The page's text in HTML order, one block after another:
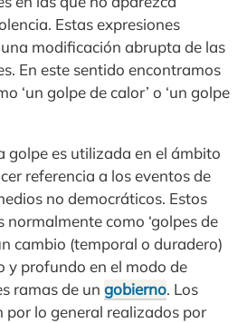
Estas expresiones
modificación abrupta de las
En este sentido encontramos
‘un golpe de calor’ o ‘un golpe
golpe es utilizada en el ámbito
referencia a los eventos de
no democráticos. Estos
normalmente como ‘golpes de
cambio (temporal o duradero)
y profundo en el modo de
ramas de un gobierno. Los
por lo general realizados por